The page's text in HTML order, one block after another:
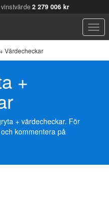
2 279 006 kr
Värdecheckar
+
+ värdecheckar. För
kommentera på